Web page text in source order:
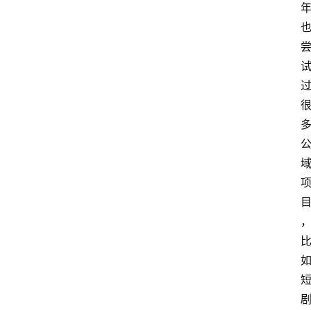
年
也
尝
试
过
很
多
公
域
项
目
，
比
如
短
剧